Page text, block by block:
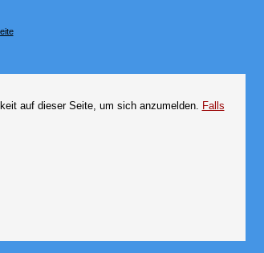
auf dieser Seite, um sich anzumelden. Falls